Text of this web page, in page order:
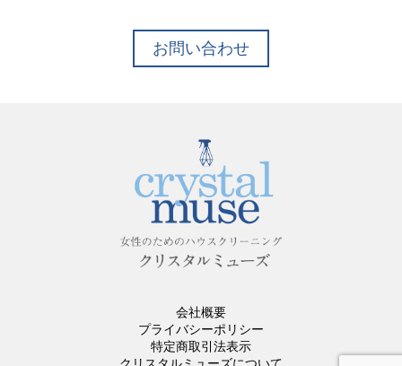
お問い合わせ
会社概要
プライバシーポリシー
特定商取引法表示